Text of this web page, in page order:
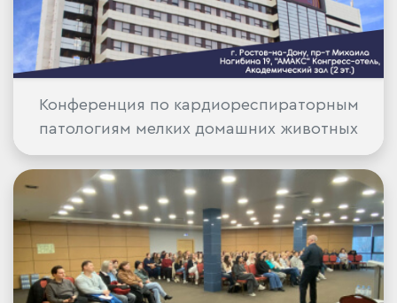
Конференция по кардиореспираторным
патологиям мелких домашних животных